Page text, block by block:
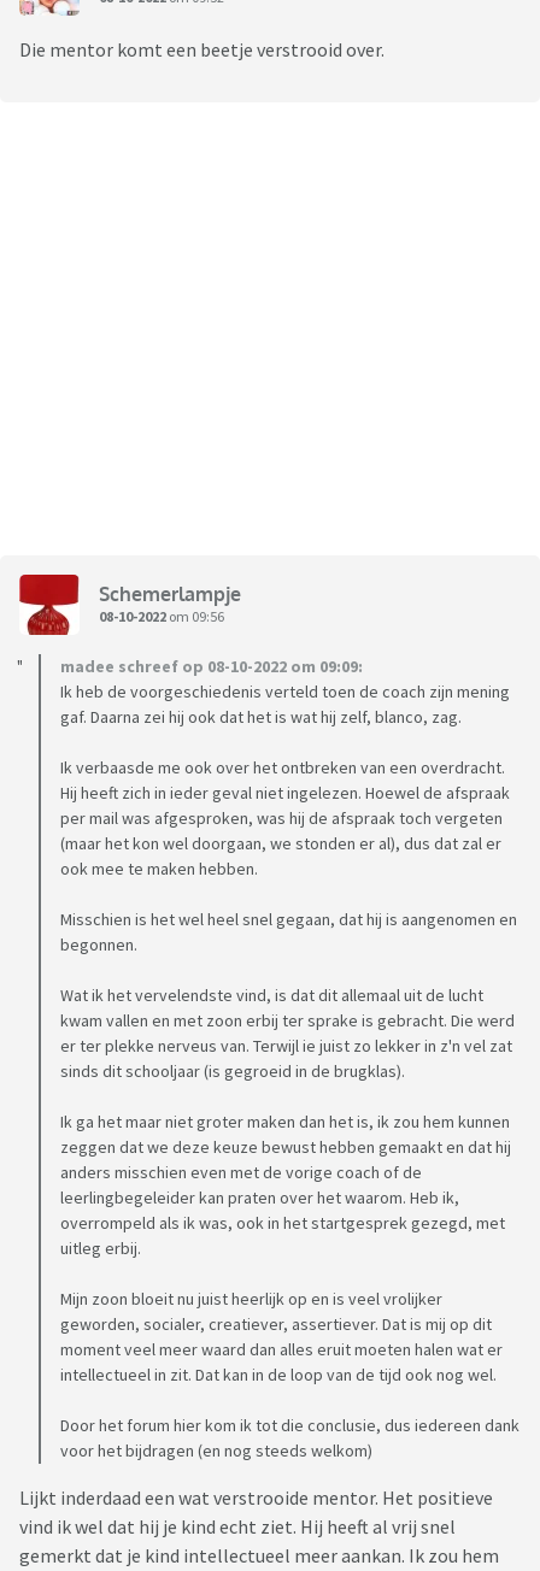
Die mentor komt een beetje verstrooid over.
Schemerlampje
08-10-2022 om 09:56
madee schreef op 08-10-2022 om 09:09:
Ik heb de voorgeschiedenis verteld toen de coach zijn mening
gaf. Daarna zei hij ook dat het is wat hij zelf, blanco, zag.
Ik verbaasde me ook over het ontbreken van een overdracht.
Hij heeft zich in ieder geval niet ingelezen. Hoewel de afspraak
per mail was afgesproken, was hij de afspraak toch vergeten
(maar het kon wel doorgaan, we stonden er al), dus dat zal er
ook mee te maken hebben.
Misschien is het wel heel snel gegaan, dat hij is aangenomen en
begonnen.
Wat ik het vervelendste vind, is dat dit allemaal uit de lucht
kwam vallen en met zoon erbij ter sprake is gebracht. Die werd
er ter plekke nerveus van. Terwijl ie juist zo lekker in z'n vel zat
sinds dit schooljaar (is gegroeid in de brugklas).
Ik ga het maar niet groter maken dan het is, ik zou hem kunnen
zeggen dat we deze keuze bewust hebben gemaakt en dat hij
anders misschien even met de vorige coach of de
leerlingbegeleider kan praten over het waarom. Heb ik,
overrompeld als ik was, ook in het startgesprek gezegd, met
uitleg erbij.
Mijn zoon bloeit nu juist heerlijk op en is veel vrolijker
geworden, socialer, creatiever, assertiever. Dat is mij op dit
moment veel meer waard dan alles eruit moeten halen wat er
intellectueel in zit. Dat kan in de loop van de tijd ook nog wel.
Door het forum hier kom ik tot die conclusie, dus iedereen dank
voor het bijdragen (en nog steeds welkom)
Lijkt inderdaad een wat verstrooide mentor. Het positieve
vind ik wel dat hij je kind echt ziet. Hij heeft al vrij snel
gemerkt dat je kind intellectueel meer aankan. Ik zou hem